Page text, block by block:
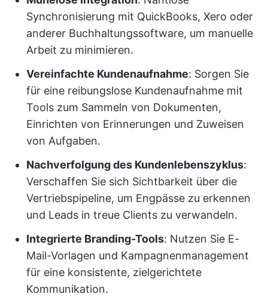
Synchronisierung mit QuickBooks, Xero oder
anderer Buchhaltungssoftware, um manuelle
Arbeit zu minimieren.
Vereinfachte Kundenaufnahme: Sorgen Sie
für eine reibungslose Kundenaufnahme mit
Tools zum Sammeln von Dokumenten,
Einrichten von Erinnerungen und Zuweisen
von Aufgaben.
Nachverfolgung des Kundenlebenszyklus:
Verschaffen Sie sich Sichtbarkeit über die
Vertriebspipeline, um Engpässe zu erkennen
und Leads in treue Clients zu verwandeln.
Integrierte Branding-Tools: Nutzen Sie E-
Mail-Vorlagen und Kampagnenmanagement
für eine konsistente, zielgerichtete
Kommunikation.